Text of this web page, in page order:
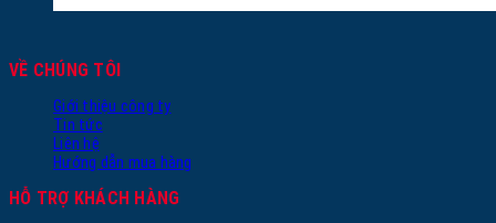
VỀ CHÚNG TÔI
Giới thiệu công ty
Tin tức
Liên hệ
Hướng dẫn mua hàng
HỖ TRỢ KHÁCH HÀNG